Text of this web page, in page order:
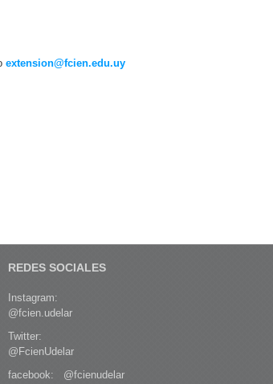
extension@fcien.edu.uy
REDES SOCIALES
Instagram:
@fcien.udelar
Twitter:
@FcienUdelar
facebook: @fcienudelar